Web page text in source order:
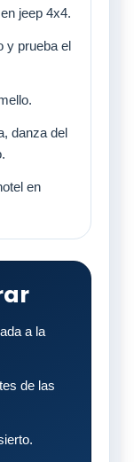
jeep 4x4.
y prueba el
danza del
en
a la
de las